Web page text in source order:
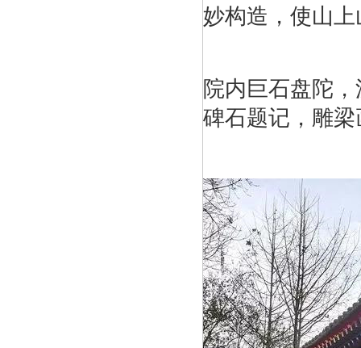
妙构造，使山
院内巨石盘陀
碑石题记，雕